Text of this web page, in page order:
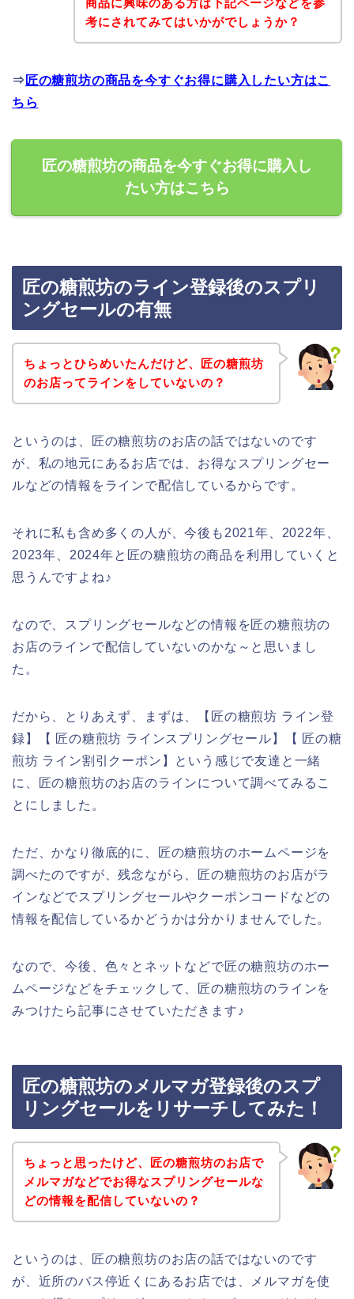
商品に興味のある方は下記ページなどを参
考にされてみてはいかがでしょうか？
⇒ 匠の糖煎坊の商品を今すぐお得に購入したい方はこ
ちら
匠の糖煎坊の商品を今すぐお得に購入し
たい方はこちら
匠の糖煎坊のライン登録後のスプリ
ングセールの有無
ちょっとひらめいたんだけど、匠の糖煎坊
のお店ってラインをしていないの？
というのは、匠の糖煎坊のお店の話ではないのです
が、私の地元にあるお店では、お得なスプリングセー
ルなどの情報をラインで配信しているからです。
それに私も含め多くの人が、今後も2021年、2022年、
2023年、2024年と匠の糖煎坊の商品を利用していくと
思うんですよね♪
なので、スプリングセールなどの情報を匠の糖煎坊の
お店のラインで配信していないのかな～と思いまし
た。
だから、とりあえず、まずは、【匠の糖煎坊 ライン登
録】【 匠の糖煎坊 ラインスプリングセール】【 匠の糖
煎坊 ライン割引クーポン】という感じで友達と一緒
に、匠の糖煎坊のお店のラインについて調べてみるこ
とにしました。
ただ、かなり徹底的に、匠の糖煎坊のホームページを
調べたのですが、残念ながら、匠の糖煎坊のお店がラ
インなどでスプリングセールやクーポンコードなどの
情報を配信しているかどうかは分かりませんでした。
なので、今後、色々とネットなどで匠の糖煎坊のホー
ムページなどをチェックして、匠の糖煎坊のラインを
みつけたら記事にさせていただきます♪
匠の糖煎坊のメルマガ登録後のスプ
リングセールをリサーチしてみた！
ちょっと思ったけど、匠の糖煎坊のお店で
メルマガなどでお得なスプリングセールな
どの情報を配信していないの？
というのは、匠の糖煎坊のお店の話ではないのです
が、近所のバス停近くにあるお店では、メルマガを使